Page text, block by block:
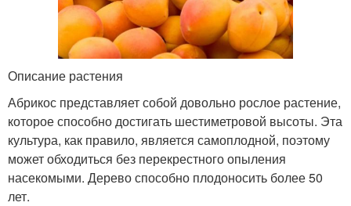
Описание растения
Абрикос представляет собой довольно рослое растение,
которое способно достигать шестиметровой высоты. Эта
культура, как правило, является самоплодной, поэтому
может обходиться без перекрестного опыления
насекомыми. Дерево способно плодоносить более 50
лет.